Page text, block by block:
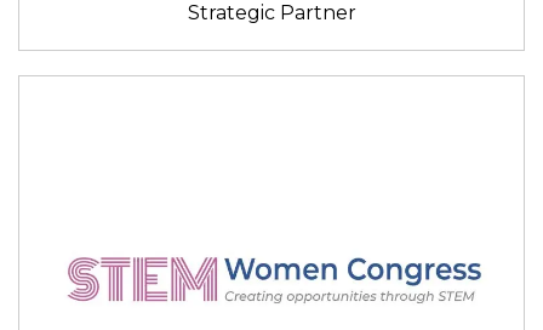
Strategic Partner